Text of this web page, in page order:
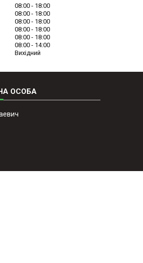
08:00
18:00
08:00
18:00
08:00
18:00
08:00
18:00
08:00
18:00
08:00
14:00
Вихідний